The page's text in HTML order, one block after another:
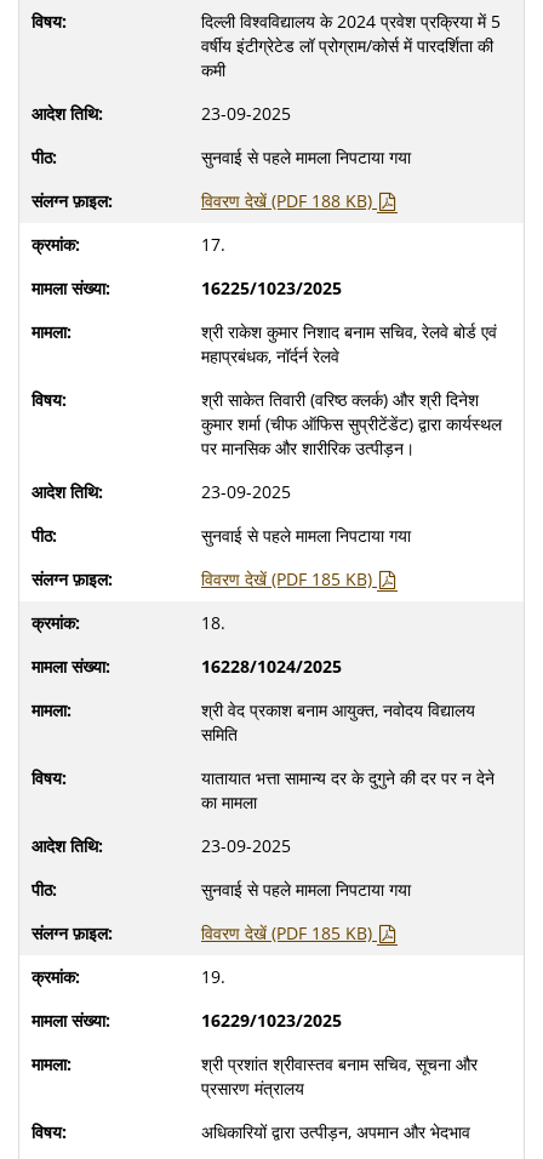
दिल्ली विश्वविद्यालय के 2024 प्रवेश प्रक्रिया में 5
वर्षीय इंटीग्रेटेड लॉ प्रोग्राम/कोर्स में पारदर्शिता की
कमी
23-09-2025
सुनवाई से पहले मामला निपटाया गया
विवरण देखें (PDF 188 KB)
17.
16225/1023/2025
श्री राकेश कुमार निशाद बनाम सचिव, रेलवे बोर्ड एवं
महाप्रबंधक, नॉर्दर्न रेलवे
श्री साकेत तिवारी (वरिष्ठ क्लर्क) और श्री दिनेश
कुमार शर्मा (चीफ ऑफिस सुप्रीटेंडेंट) द्वारा कार्यस्थल
पर मानसिक और शारीरिक उत्पीड़न।
23-09-2025
सुनवाई से पहले मामला निपटाया गया
विवरण देखें (PDF 185 KB)
18.
16228/1024/2025
श्री वेद प्रकाश बनाम आयुक्त, नवोदय विद्यालय
समिति
यातायात भत्ता सामान्य दर के दुगुने की दर पर न देने
का मामला
23-09-2025
सुनवाई से पहले मामला निपटाया गया
विवरण देखें (PDF 185 KB)
19.
16229/1023/2025
श्री प्रशांत श्रीवास्तव बनाम सचिव, सूचना और
प्रसारण मंत्रालय
अधिकारियों द्वारा उत्पीड़न, अपमान और भेदभाव